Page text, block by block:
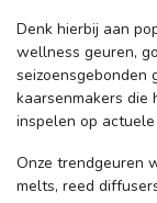
Denk hierbij aan
wellness geuren,
seizoensgebonden
kaarsenmakers
inspelen op
Onze trendgeuren
melts, reed